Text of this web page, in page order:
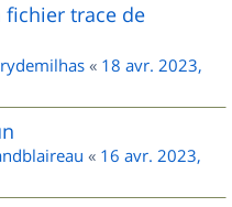
fichier trace de
« 18 avr. 2023,
« 16 avr. 2023,